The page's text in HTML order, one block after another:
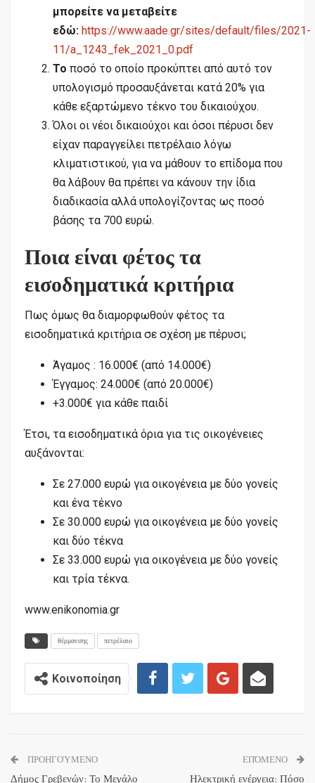
μπορείτε να μεταβείτε
εδώ: https://www.aade.gr/sites/default/files/2021-
11/a_1243_fek_2021_0.pdf
Το ποσό το οποίο προκύπτει από αυτό τον
υπολογισμό προσαυξάνεται κατά 20% για
κάθε εξαρτώμενο τέκνο του δικαιούχου.
Όλοι οι νέοι δικαιούχοι και όσοι πέρυσι δεν
είχαν παραγγείλει πετρέλαιο λόγω
κλιματιστικού, για να μάθουν το επίδομα που
θα λάβουν θα πρέπει να κάνουν την ίδια
διαδικασία αλλά υπολογίζοντας ως ποσό
βάσης τα 700 ευρώ.
Ποια είναι φέτος τα
εισοδηματικά κριτήρια
Πως όμως θα διαμορφωθούν φέτος τα
εισοδηματικά κριτήρια σε σχέση με πέρυσι;
Άγαμος : 16.000€ (από 14.000€)
Έγγαμος: 24.000€ (από 20.000€)
+3.000€ για κάθε παιδί
Έτσι, τα εισοδηματικά όρια για τις οικογένειες
αυξάνονται:
Σε 27.000 ευρώ για οικογένεια με δύο γονείς
και ένα τέκνο
Σε 30.000 ευρώ για οικογένεια με δύο γονείς
και δύο τέκνα
Σε 33.000 ευρώ για οικογένεια με δύο γονείς
και τρία τέκνα.
www.enikonomia.gr
θέρμανσης πετρέλαιο
Κοινοποίηση
ΠΡΟΗΓΟΎΜΕΝΟ
Δήμος Γρεβενών: Το Μεγάλο
ΕΠΌΜΕΝΟ
Ηλεκτρική ενέργεια: Πόσο